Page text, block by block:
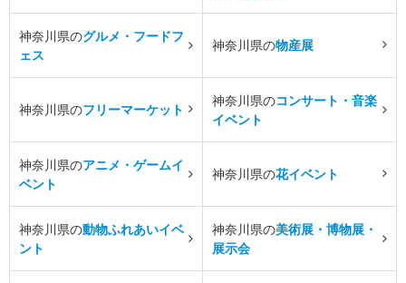
神奈川県のグルメ・フードフ
ェス
神奈川県の物産展
神奈川県のフリーマーケット
神奈川県のコンサート・音楽
イベント
神奈川県のアニメ・ゲームイ
ベント
神奈川県の花イベント
神奈川県の動物ふれあいイベ
ント
神奈川県の美術展・博物展・
展示会